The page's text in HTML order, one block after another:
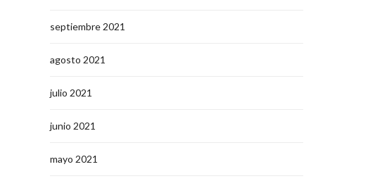
septiembre 2021
agosto 2021
julio 2021
junio 2021
mayo 2021